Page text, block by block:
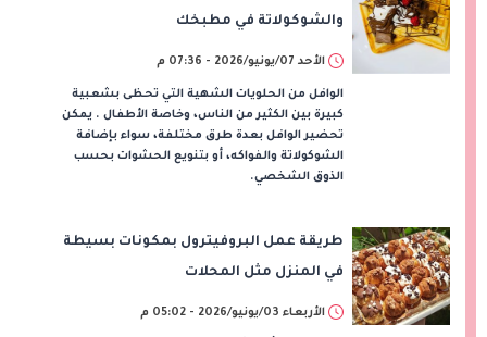
والشوكولاتة في مطبخك
الأحد 07/يونيو/2026 - 07:36 م
الوافل من الحلويات الشهية التي تحظى بشعبية
كبيرة بين الكثير من الناس، وخاصة الأطفال . يمكن
تحضير الوافل بعدة طرق مختلفة، سواء بإضافة
الشوكولاتة والفواكه، أو بتنويع الحشوات بحسب
الذوق الشخصي.
طريقة عمل البروفيترول بمكونات بسيطة
في المنزل مثل المحلات
الأربعاء 03/يونيو/2026 - 05:02 م